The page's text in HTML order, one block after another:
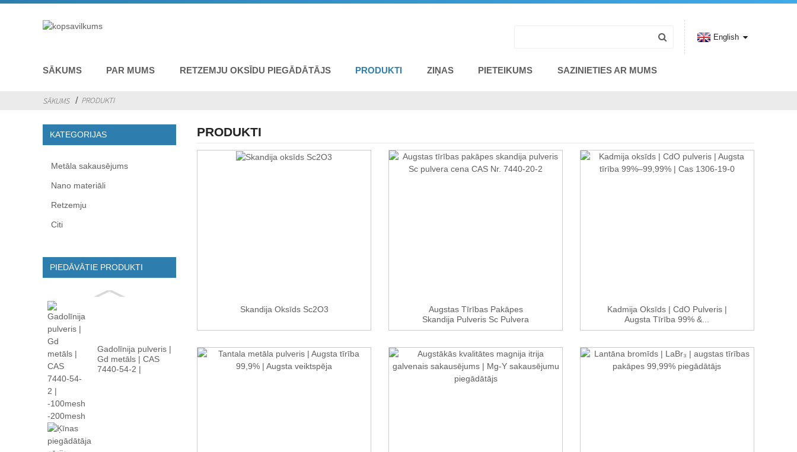
SĀKUMS PAR MUMS RETZEMJU OKSĪDU PIEGĀDĀTĀJS PRODUKTI ZIŅAS PIETEIKUMS SAZINIETIES AR MUMS
English
SĀKUMS PRODUKTI
KATEGORIJAS
Metāla sakausējums
Nano materiāli
Retzemju
Citi
PIEDĀVĀTIE PRODUKTI
Gadolīnija pulveris |
Gd metāls | CAS
7440-54-2 |
PRODUKTI
Skandija Oksīds Sc2O3
Augstas Tīrības Pakāpes
Skandija Pulveris Sc Pulvera
Cena CAS...
Kadmija Oksīds | CdO Pulveris |
Augsta Tīrība 99% &...